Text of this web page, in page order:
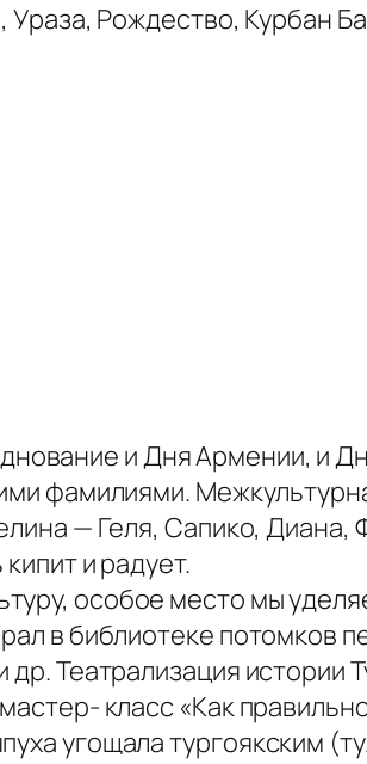
Рождество, Курбан
и Дня Армении, и
фамилиями.
— Геля, Сапико,
и радует.
особое место мы
в библиотеке потомков
Театрализация истории
класс «Как
угощала тургоякским